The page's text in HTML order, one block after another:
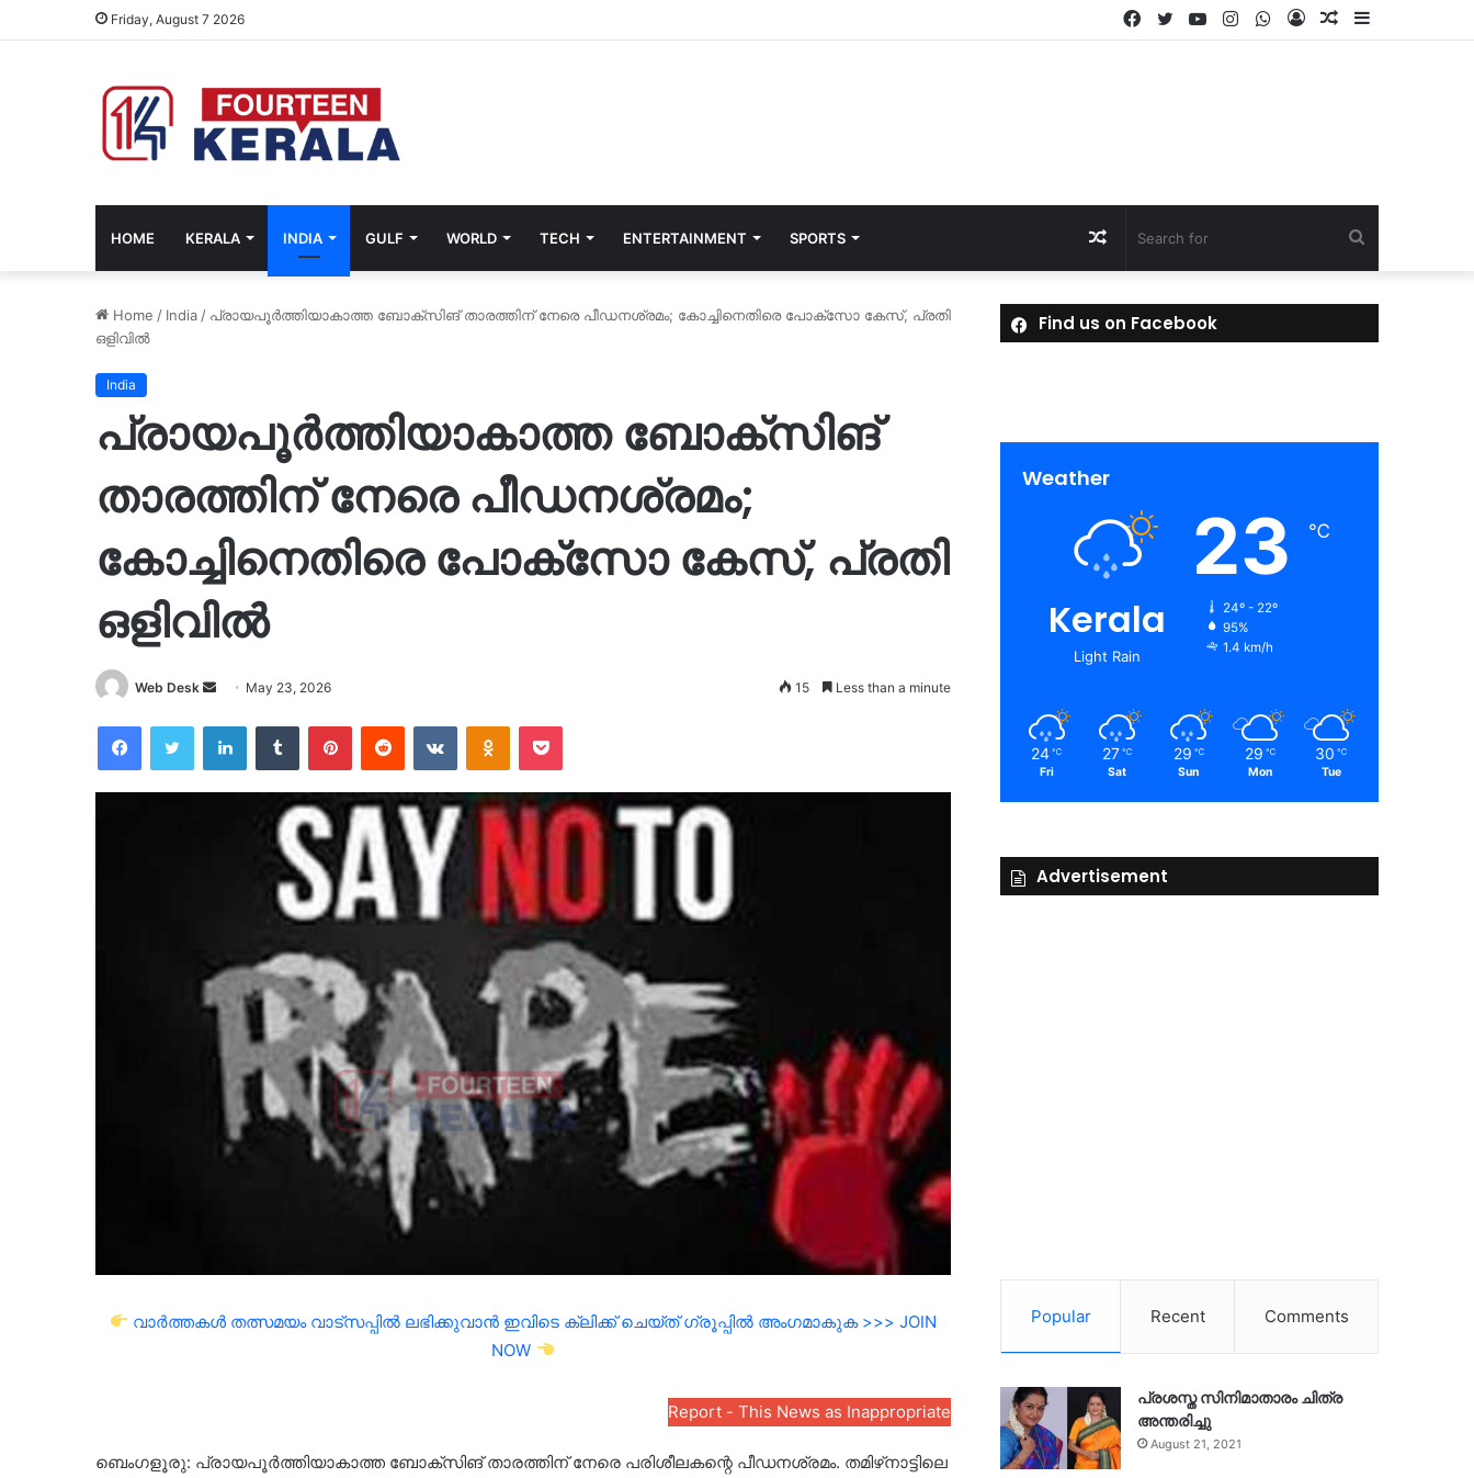
Friday, August 7 2026 Sidebar
Random
Log
WhatsApp
Instagram
YouTube
Twitter
Facebook
HOME KERALA INDIA GULF WORLD TECH ENTERTAINMENT SPORTS
for
Random
Article
Home / India / പ്രായപൂർത്തിയാകാത്ത ബോക്സിങ് താരത്തിന് നേരെ പീഡനശ്രമം; കോച്ചിനെതിരെ പോക്സോ കേസ്, പ്രതി
ഒളിവിൽ
India
പ്രായപൂർത്തിയാകാത്ത ബോക്സിങ്
താരത്തിന് നേരെ പീഡനശ്രമം;
കോച്ചിനെതിരെ പോക്സോ കേസ്, പ്രതി
ഒളിവിൽ
Web Desk
Send
email
May 23, 2026 15 Less than a minute
FacebookTwitter LinkedInTumblr PinterestReddit VKontakteOdnoklassniki
Pocket
വാർത്തകൾ തത്സമയം വാട്സപ്പിൽ ലഭിക്കുവാൻ ഇവിടെ ക്ലിക്ക് ചെയ്ത് ഗ്രൂപ്പിൽ അംഗമാകുക >>> JOIN
NOW
Report - This News as Inappropriate
ബെംഗളൂരു: പ്രായപൂർത്തിയാകാത്ത ബോക്സിങ് താരത്തിന് നേരെ പരിശീലകന്റെ പീഡനശ്രമം. തമിഴ്‌നാട്ടിലെ
Find us on Facebook
Weather
Kerala
Light Rain
23 ℃
24º - 22º
95%
1.4 km/h
24 ℃
Fri
27 ℃
Sat
29 ℃
Sun
29 ℃
Mon
30 ℃
Tue
Advertisement
Popular Recent Comments
പ്രശസ്ത സിനിമാതാരം ചിത്ര
അന്തരിച്ചു
August 21, 2021